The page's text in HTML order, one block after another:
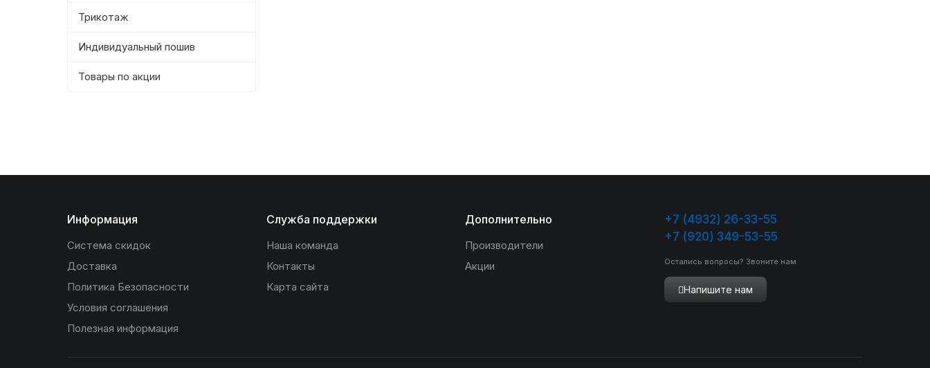
Трикотаж
Индивидуальный пошив
Товары по акции
Информация
Система скидок
Доставка
Политика Безопасности
Условия соглашения
Полезная информация
Служба поддержки
Наша команда
Контакты
Карта сайта
Дополнительно
Производители
Акции
+7 (4932) 26-33-55
+7 (920) 349-53-55
Остались вопросы? Звоните нам
Напишите нам